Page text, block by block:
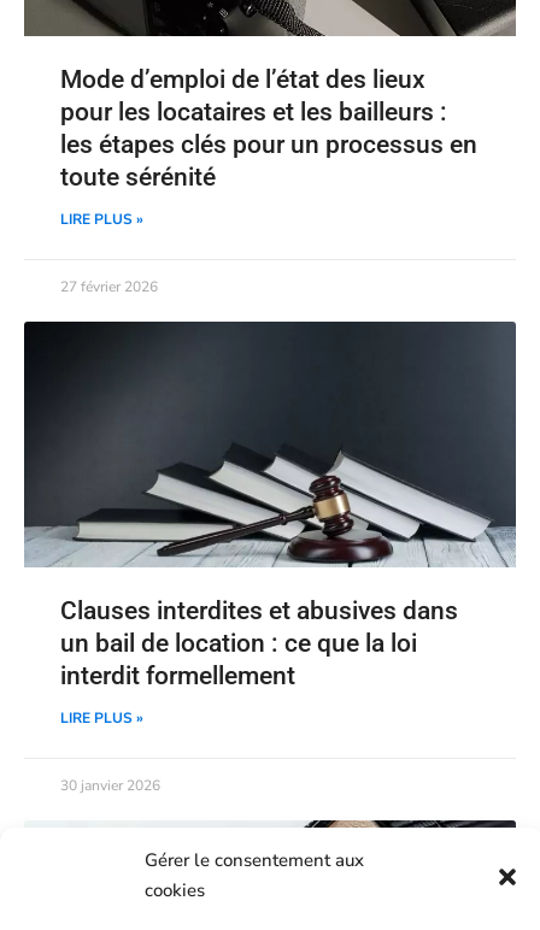
Gérer le consentement aux
cookies
Mode d’emploi de l’état des lieux
pour les locataires et les bailleurs :
les étapes clés pour un processus en
toute sérénité
LIRE PLUS »
27 février 2026
Clauses interdites et abusives dans
un bail de location : ce que la loi
interdit formellement
LIRE PLUS »
30 janvier 2026